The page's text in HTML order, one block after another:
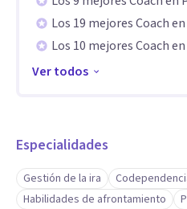
emocional como profesional,
bienestar, claridad, equilibrio y
personal.
Los 19 mejores Coach
Los 10 mejores Coach
Ver todos
Especialidades
Gestión de la ira
Habilidades de afrontamiento